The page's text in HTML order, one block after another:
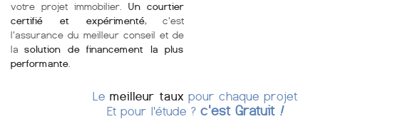
votre projet immobilier. Un courtier
certifié et expérimenté, c'est
l'assurance du meilleur conseil et de
lasolution de financement la plus
performante
Le meilleur taux pour chaque projet
Et pour l'étude ?c'est Gratuit !